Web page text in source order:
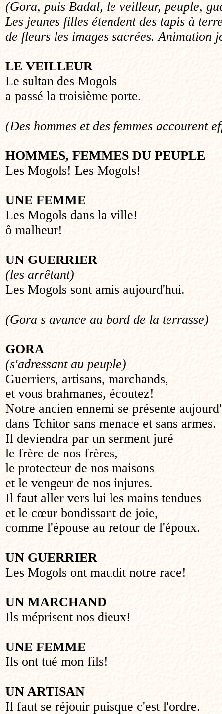
(Gora, puis Badal, le veilleur, peuple,
Les jeunes filles étendent des tapis à
de fleurs les images sacrées. Animation
LE VEILLEUR
Le sultan des Mogols
a passé la troisième porte.
(Des hommes et des femmes accourent
HOMMES, FEMMES DU PEUPLE
Les Mogols! Les Mogols!
UNE FEMME
Les Mogols dans la ville!
ô malheur!
UN GUERRIER
(les arrêtant)
Les Mogols sont amis aujourd'hui.
(Gora s avance au bord de la terrasse)
GORA
(s'adressant au peuple)
Guerriers, artisans, marchands,
et vous brahmanes, écoutez!
Notre ancien ennemi se présente
dans Tchitor sans menace et sans armes.
Il deviendra par un serment juré
le frère de nos frères,
le protecteur de nos maisons
et le vengeur de nos injures.
Il faut aller vers lui les mains tendues
et le cœur bondissant de joie,
comme l'épouse au retour de l'époux.
UN GUERRIER
Les Mogols ont maudit notre race!
UN MARCHAND
Ils méprisent nos dieux!
UNE FEMME
Ils ont tué mon fils!
UN ARTISAN
Il faut se réjouir puisque c'est l'ordre.